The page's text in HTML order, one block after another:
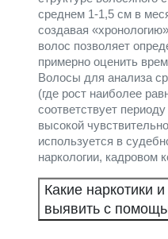
среднем 1-1,5 см в
создавая
волос позволяет
примерно оценить
Волосы для анализа
(где рост наиболее
соответствует
высокой
используется в
наркологии, кадровом
Какие наркотики
выявить с